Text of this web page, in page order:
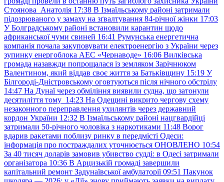
Стоянова Анатолія 17:38 В Ізмаїльському районі затримали
підозрюваного у замаху на зґвалтування 84-річної жінки 17:03
У Болградському районі встановили карантин щодо
африканської чуми свиней 16:41 Румунська енергетична
компанія почала закуповувати електроенергію з України через
зупинку енергоблока АЕС «Чернаводе» 16:06 Вилківська
громада назавжди попрощалася із земляком Зарічнюком
Валентином, який віддав своє життя за Батьківщину 15:19 У
Білгороді-Дністровському оговтуються після нічного обстрілу
14:47 На Дунаї через обміління виявили судна, що затонули
десятиліття тому 14:23 На Одещині викрито чергову схему
незаконного переправлення ухилянтів через державний
кордон України 12:32 В Ізмаїльському районі нацгвардійці
затримали 50-річного чоловіка з наркотиками 11:48 Ворог
вдарив ракетами поблизу ринку в передмісті Одеси:
інформація про постраждалих уточнюється ОНОВЛЕНО 10:54
За 40 тисяч доларів замовив убивство судді: в Одесі затримали
організатора 10:36 В Арцизькій громаді завершили
капітальний ремонт Задунаївської амбулаторії 09:51 Пакунок